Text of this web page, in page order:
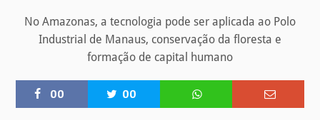
No Amazonas, a tecnologia pode ser aplicada ao Polo
Industrial de Manaus, conservação da floresta e
formação de capital humano
00 00